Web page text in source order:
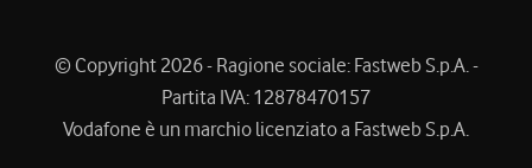
© Copyright 2026 - Ragione sociale: Fastweb S.p.A. -
Partita IVA: 12878470157
Vodafone è un marchio licenziato a Fastweb S.p.A.